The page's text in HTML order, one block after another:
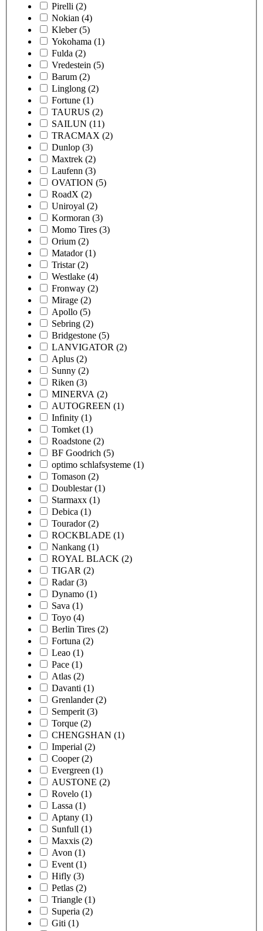
Pirelli (2)
Nokian (4)
Kleber (5)
Yokohama (1)
Fulda (2)
Vredestein (5)
Barum (2)
Linglong (2)
Fortune (1)
TAURUS (2)
SAILUN (11)
TRACMAX (2)
Dunlop (3)
Maxtrek (2)
Laufenn (3)
OVATION (5)
RoadX (2)
Uniroyal (2)
Kormoran (3)
Momo Tires (3)
Orium (2)
Matador (1)
Tristar (2)
Westlake (4)
Fronway (2)
Mirage (2)
Apollo (5)
Sebring (2)
Bridgestone (5)
LANVIGATOR (2)
Aplus (2)
Sunny (2)
Riken (3)
MINERVA (2)
AUTOGREEN (1)
Infinity (1)
Tomket (1)
Roadstone (2)
BF Goodrich (5)
optimo schlafsysteme (1)
Tomason (2)
Doublestar (1)
Starmaxx (1)
Debica (1)
Tourador (2)
ROCKBLADE (1)
Nankang (1)
ROYAL BLACK (2)
TIGAR (2)
Radar (3)
Dynamo (1)
Sava (1)
Toyo (4)
Berlin Tires (2)
Fortuna (2)
Leao (1)
Pace (1)
Atlas (2)
Davanti (1)
Grenlander (2)
Semperit (3)
Torque (2)
CHENGSHAN (1)
Imperial (2)
Cooper (2)
Evergreen (1)
AUSTONE (2)
Rovelo (1)
Lassa (1)
Aptany (1)
Sunfull (1)
Maxxis (2)
Avon (1)
Event (1)
Hifly (3)
Petlas (2)
Triangle (1)
Superia (2)
Giti (1)